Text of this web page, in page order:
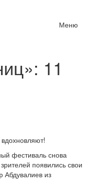
Меню
11
фестиваль снова
появились свои
Абдувалиев из